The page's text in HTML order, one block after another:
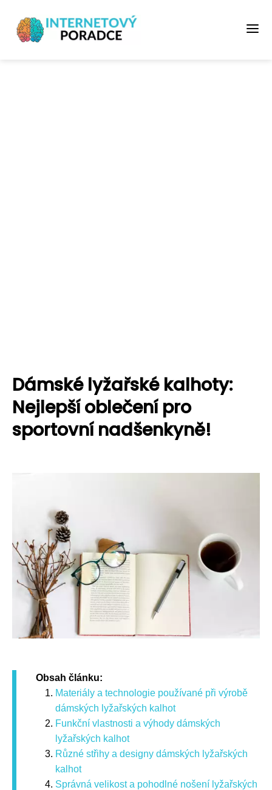
Dámské lyžařské kalhoty:
Nejlepší oblečení pro
sportovní nadšenkyně!
Obsah článku:
Materiály a technologie používané při výrobě
dámských lyžařských kalhot
Funkční vlastnosti a výhody dámských
lyžařských kalhot
Různé střihy a designy dámských lyžařských
kalhot
Správná velikost a pohodlné nošení lyžařských